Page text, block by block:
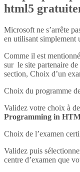
html5
Microsoft ne s’arrête
en utilisant simplement
Comme il est
sur le site partenaire
section, Choix d’un
Choix du programme
Validez votre choix à
Programming in
Choix de l’examen
Validez puis
centre d’examen que